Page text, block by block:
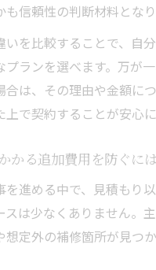
信頼性の判断材料となり
いを比較することで、自
プランを選べます。万が
合は、その理由や金額に
上で契約することが安心に
かる追加費用を防ぐには
を進める中で、見積もり
は少なくありません。主
想定外の補修箇所が見つ